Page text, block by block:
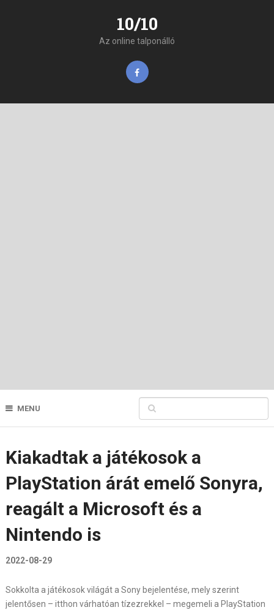
10/10
Az online talponálló
MENU
Kiakadtak a játékosok a
PlayStation árát emelő Sonyra,
reagált a Microsoft és a
Nintendo is
2022-08-29
Sokkolta a játékosok világát a Sony bejelentése, mely szerint
jelentősen – itthon várhatóan tízezrekkel – megemeli a PlayStation